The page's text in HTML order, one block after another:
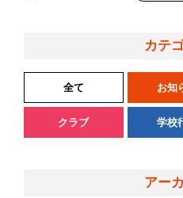
カテ
全て お知
クラブ 学校
アー